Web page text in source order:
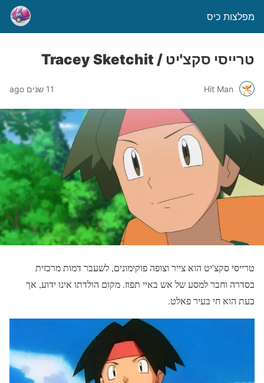
מפלצות כיס
טרייסי סקצ'יט / Tracey Sketchit
Hit Man 11 שנים ago
טרייסי סקצ'יט הוא צייר וצופה פוקימונים, לשעבר דמות מרכזית
בסדרה וחבר למסע של אש באיי תפוז. מקום הולדתו אינו ידוע, אך
כעת הוא חי בעיר פאלט.